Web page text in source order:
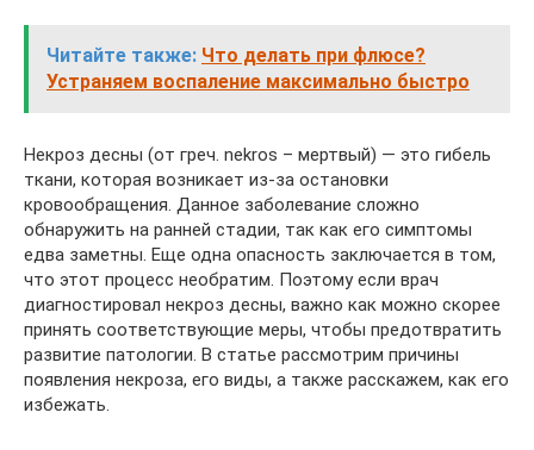
Читайте также: Что делать при флюсе?
Устраняем воспаление максимально быстро
Некроз десны (от греч. nekros – мертвый) — это гибель
ткани, которая возникает из-за остановки
кровообращения. Данное заболевание сложно
обнаружить на ранней стадии, так как его симптомы
едва заметны. Еще одна опасность заключается в том,
что этот процесс необратим. Поэтому если врач
диагностировал некроз десны, важно как можно скорее
принять соответствующие меры, чтобы предотвратить
развитие патологии. В статье рассмотрим причины
появления некроза, его виды, а также расскажем, как его
избежать.